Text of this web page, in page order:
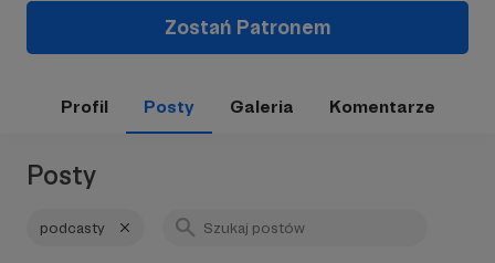
Zostań Patronem
Profil Posty Galeria Komentarze
Posty
podcasty